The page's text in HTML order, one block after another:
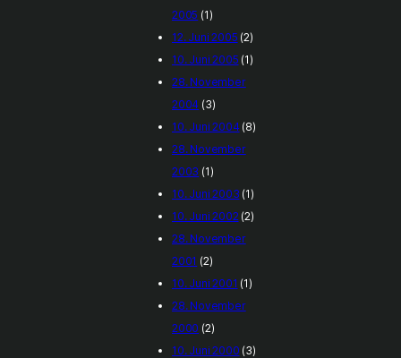
2005 (1)
12. Juni 2005 (2)
10. Juni 2005 (1)
28. November
2004 (3)
10. Juni 2004(8)
28. November
2003 (1)
10. Juni 2003 (1)
10. Juni 2002 (2)
28. November
2001 (2)
10. Juni 2001 (1)
28. November
2000 (2)
10. Juni 2000 (3)